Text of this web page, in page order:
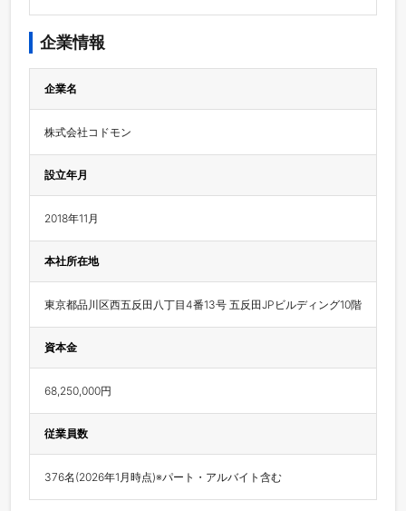
企業情報
企業名
株式会社コドモン
設立年月
2018年11月
本社所在地
東京都品川区西五反田八丁目4番13号 五反田JPビルディング10階
資本金
68,250,000円
従業員数
376名(2026年1月時点)※パート・アルバイト含む